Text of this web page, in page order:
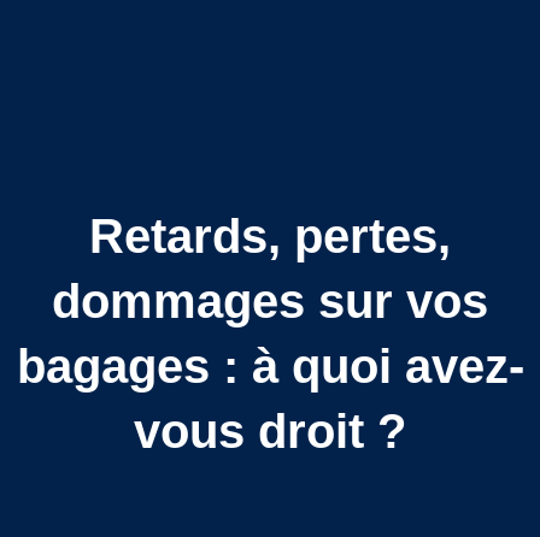
Retards, pertes,
dommages sur vos
bagages : à quoi avez-
vous droit ?